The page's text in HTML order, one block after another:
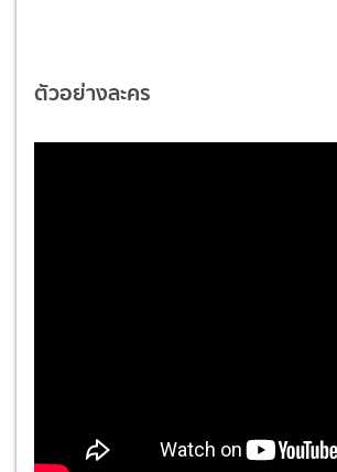
ตัวอย่างละคร